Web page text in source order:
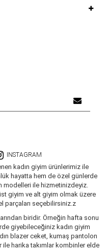
INSTAGRAM
kadın giyim ürünlerimiz ile
hayatta hem de özel günlerde
modelleri ile hizmetinizdeyiz.
giyim ve alt giyim olmak üzere
parçaları seçebilirsiniz.z
biridir. Örneğin hafta sonu
giyebileceğiniz kadın giyim
blazer ceket, kumaş pantolon
harika takımlar kombinler elde